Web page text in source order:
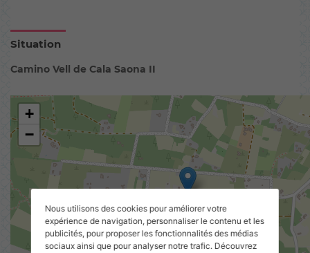
Situation
Camino Vell de Cala Saona II
+
−
Nous utilisons des cookies pour améliorer votre
expérience de navigation, personnaliser le contenu et les
publicités, pour proposer les fonctionnalités des médias
sociaux ainsi que pour analyser notre trafic. Découvrez